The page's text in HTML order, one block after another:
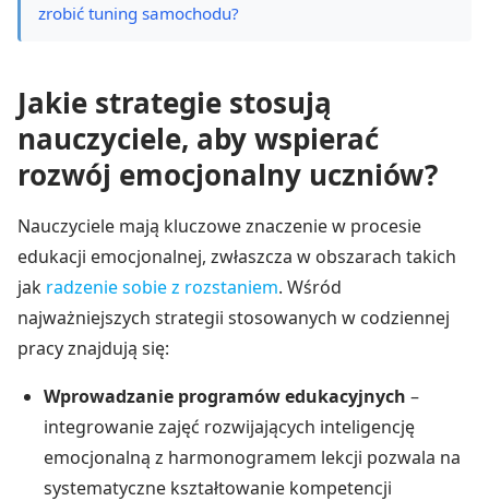
zrobić tuning samochodu?
Jakie strategie stosują
nauczyciele, aby wspierać
rozwój emocjonalny uczniów?
Nauczyciele mają kluczowe znaczenie w procesie
edukacji emocjonalnej, zwłaszcza w obszarach takich
jak radzenie sobie z rozstaniem. Wśród
najważniejszych strategii stosowanych w codziennej
pracy znajdują się:
Wprowadzanie programów edukacyjnych –
integrowanie zajęć rozwijających inteligencję
emocjonalną z harmonogramem lekcji pozwala na
systematyczne kształtowanie kompetencji